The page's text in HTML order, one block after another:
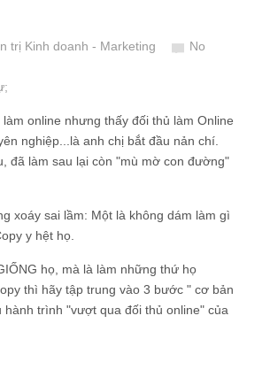
trị Kinh doanh - Marketing
No
;
online nhưng thấy đối thủ làm Online
nghiệp...là anh chị bắt đầu nản chí.
đã làm sau lại còn "mù mờ con đường"
xoáy sai lầm: Một là không dám làm gì
y hệt họ.
họ, mà là làm những thứ họ
thì hãy tập trung vào 3 bước " cơ bản
trình "vượt qua đối thủ online" của